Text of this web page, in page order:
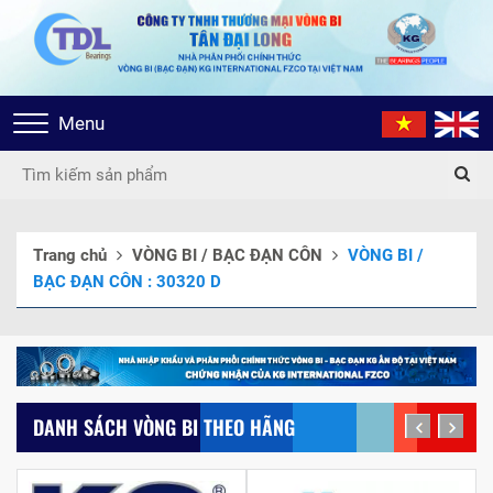
Toggle
navigation
Menu
Trang chủ VÒNG BI / BẠC ĐẠN CÔN
VÒNG BI /
BẠC ĐẠN CÔN : 30320 D
DANH SÁCH VÒNG BI THEO HÃNG prev next